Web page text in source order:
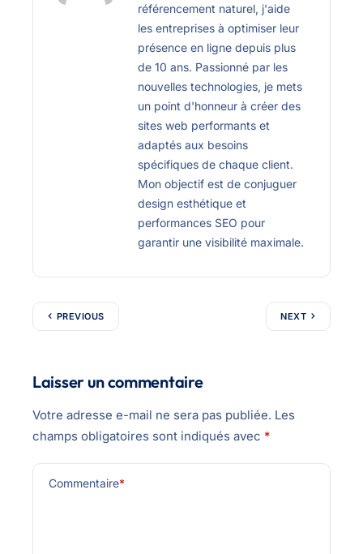
référencement naturel, j'aide
les entreprises à optimiser leur
présence en ligne depuis plus
de 10 ans. Passionné par les
nouvelles technologies, je mets
un point d'honneur à créer des
sites web performants et
adaptés aux besoins
spécifiques de chaque client.
Mon objectif est de conjuguer
design esthétique et
performances SEO pour
garantir une visibilité maximale.
PREVIOUS NEXT
Laisser un commentaire
Votre adresse e-mail ne sera pas publiée. Les
champs obligatoires sont indiqués avec *
Commentaire*